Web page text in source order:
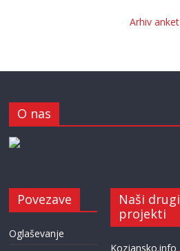
Arhiv anket
O nas
Povezave
Oglaševanje
Naši drugi
projekti
Kozjansko.info